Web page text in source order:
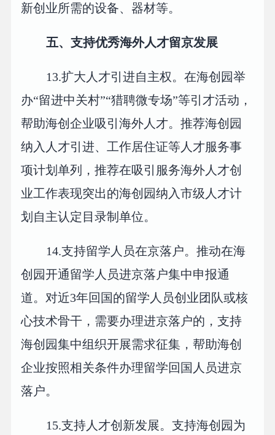
新创业所需的设备、器材等。
五、支持优秀海外人才留京发展
13.扩大人才引进自主权。在海创园举
办“留进中关村”“猎聘微专场”等引才活动，
帮助海创企业吸引海外人才。推荐海创园
纳入人才引进、工作居住证等人才服务事
项计划单列，推荐在吸引服务海外人才创
业工作表现突出的海创园纳入市级人才计
划自主认定目录制单位。
14.支持留学人员在京落户。推动在海
创园开通留学人员进京落户集中申报通
道。对近3年回国的留学人员创业团队或核
心技术骨干，需要办理进京落户的，支持
海创园集中组织开展需求征集，帮助海创
企业按照相关条件办理留学回国人员进京
落户。
15.支持人才创新发展。支持海创园为